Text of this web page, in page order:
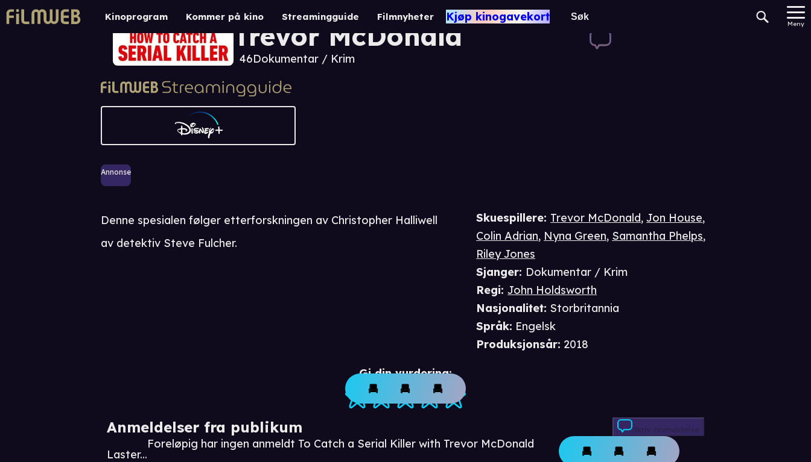
Kinoprogram Kommer på kino Streamingguide Filmnyheter Kjøp kinogavekort
Meny
Trevor McDonald
46Dokumentar / Krim
Annonse
Gi din vurdering:
Anmeldelser fra publikum
Laster...
Foreløpig har ingen anmeldt To Catch a Serial Killer with Trevor McDonald
Skriv anmeldelse
Skuespillere: Trevor McDonald,Jon House,
Colin Adrian, Nyna Green, Samantha Phelps,
Riley Jones
Sjanger: Dokumentar / Krim
Regi:John Holdsworth
Nasjonalitet: Storbritannia
Språk: Engelsk
Produksjonsår: 2018
Denne spesialen følger etterforskningen av Christopher Halliwell
av detektiv Steve Fulcher.